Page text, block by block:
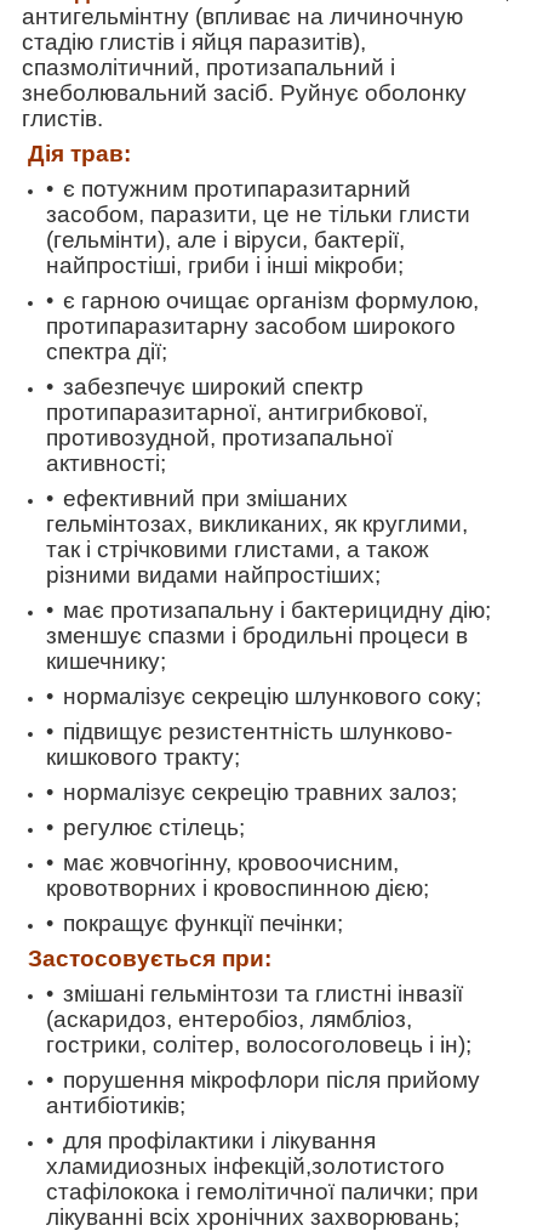
антигельмінтну (впливає на личиночную
стадію глистів і яйця паразитів),
спазмолітичний, протизапальний і
знеболювальний засіб. Руйнує оболонку
глистів.
Дія трав:
є потужним протипаразитарний
засобом, паразити, це не тільки глисти
(гельмінти), але і віруси, бактерії,
найпростіші, гриби і інші мікроби;
є гарною очищає організм формулою,
протипаразитарну засобом широкого
спектра дії;
забезпечує широкий спектр
протипаразитарної, антигрибкової,
противозудной, протизапальної
активності;
ефективний при змішаних
гельмінтозах, викликаних, як круглими,
так і стрічковими глистами, а також
різними видами найпростіших;
має протизапальну і бактерицидну дію;
зменшує спазми і бродильні процеси в
кишечнику;
нормалізує секрецію шлункового соку;
підвищує резистентність шлунково-
кишкового тракту;
нормалізує секрецію травних залоз;
регулює стілець;
має жовчогінну, кровоочисним,
кровотворних і кровоспинною дією;
покращує функції печінки;
Застосовується при:
змішані гельмінтози та глистні інвазії
(аскаридоз, ентеробіоз, лямбліоз,
гострики, солітер, волосоголовець і ін);
порушення мікрофлори після прийому
антибіотиків;
для профілактики і лікування
хламидиозных інфекцій,золотистого
стафілокока і гемолітичної палички; при
лікуванні всіх хронічних захворювань;